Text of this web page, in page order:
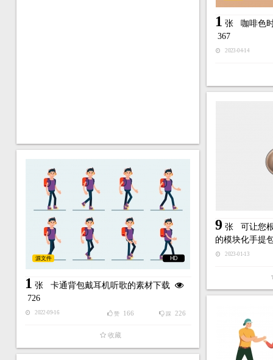
1 张 咖啡色
367
2023-04-14
9张 可让您
的模块化手提
2023-01-13
HD
源文件
1 张 卡通背包戴耳机听歌的素材下载
726
2022-09-16 踩 226
赞 166
收藏